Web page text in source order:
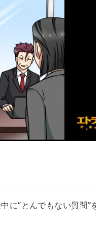
に“とんでもない質問”